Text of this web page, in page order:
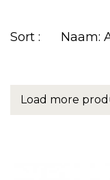
Sort : Naam:
Load more